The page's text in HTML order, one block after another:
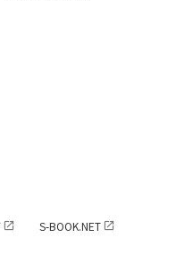
全12タイプ別
いい時期に心がけた
10か条」
とまったく違う“ある
ル袋とじ
S-BOOK.NET